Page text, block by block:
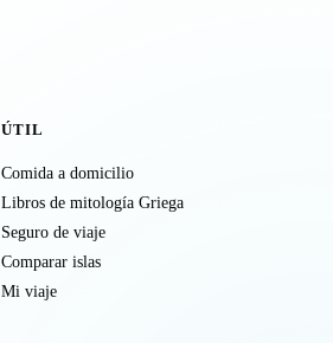
ÚTIL
Comida a domicilio
Libros de mitología Griega
Seguro de viaje
Comparar islas
Mi viaje